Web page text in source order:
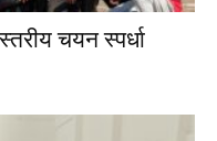
चयन स्पर्धा